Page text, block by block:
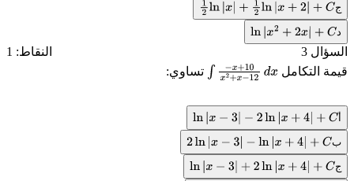
ج
12ln |x| + 1 ln|x+ 2|+ C
ln |x2 2x |+C
السؤال 3
النقاط: 1
قيمة التكامل
−x+10x2 +x−
تساوي:
ln |x− 3|−2ln|x +4|+C
ب
2ln| x− 3|− ln| x+4|+C
ج
ln |x− 3|+2ln|x +4|+C